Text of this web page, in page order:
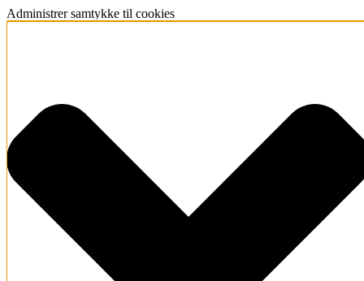
Administrer samtykke til cookies